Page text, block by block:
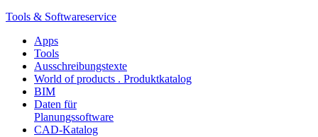
Tools & Softwareservice
Apps
Tools
Ausschreibungstexte
World of products . Produktkatalog
BIM
Daten für
Planungssoftware
CAD-Katalog